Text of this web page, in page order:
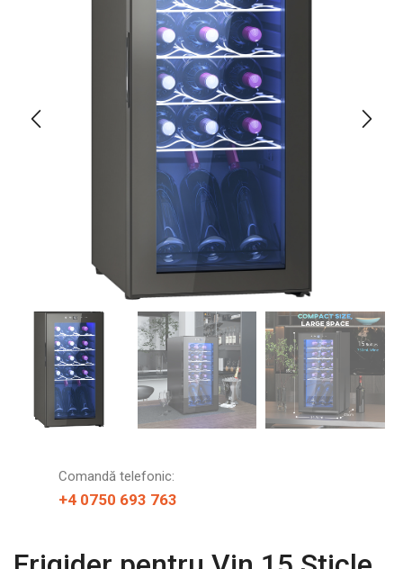
Comandă telefonic:
+4 0750 693 763